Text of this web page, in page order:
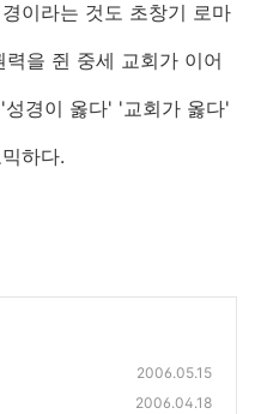
이라는 것도 초창기 로마
을 쥔 중세 교회가 이어
경이 옳다' '교회가 옳다'
하다.
2006.05.15
2006.04.18